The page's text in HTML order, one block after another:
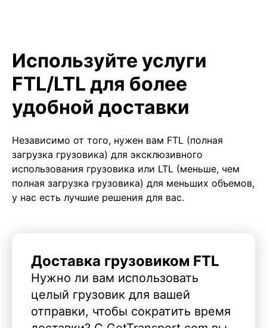
Используйте услуги
FTL/LTL для более
удобной доставки
Независимо от того, нужен вам FTL (полная
загрузка грузовика) для эксклюзивного
использования грузовика или LTL (меньше, чем
полная загрузка грузовика) для меньших объемов,
у нас есть лучшие решения для вас.
Доставка грузовиком FTL
Нужно ли вам использовать
целый грузовик для вашей
отправки, чтобы сократить время